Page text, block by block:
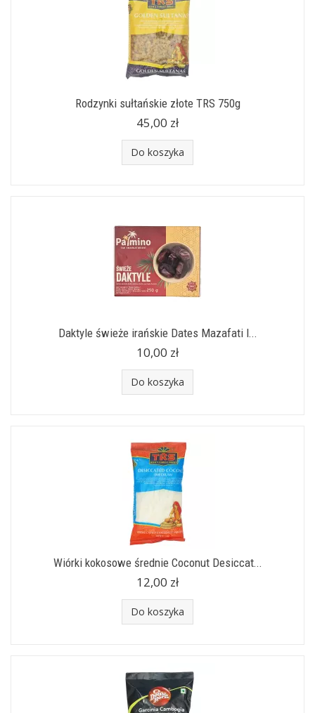
Rodzynki sułtańskie złote TRS 750g
45,00 zł
Do koszyka
Daktyle świeże irańskie Dates Mazafati I...
10,00 zł
Do koszyka
Wiórki kokosowe średnie Coconut Desiccat...
12,00 zł
Do koszyka